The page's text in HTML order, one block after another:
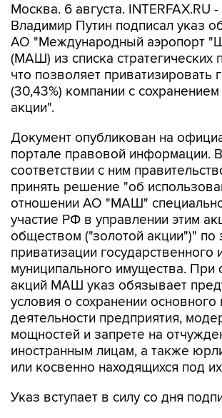
Москва. 6 августа. INTERFAX.RU
Владимир Путин подписал указ
АО "Международный аэропорт
(МАШ) из списка стратегических
что позволяет приватизировать
(30,43%) компании с
акции".
Документ опубликован на
портале правовой информации. В
соответствии с ним
принять решение "об
отношении АО "МАШ"
участие РФ в управлении этим
обществом ("золотой акции")" по
приватизации государственного
муниципального имущества. При
акций МАШ указ обязывает
условия о сохранении основного
деятельности предприятия,
мощностей и запрете на
иностранным лицам, а также
или косвенно находящихся под
Указ вступает в силу со дня